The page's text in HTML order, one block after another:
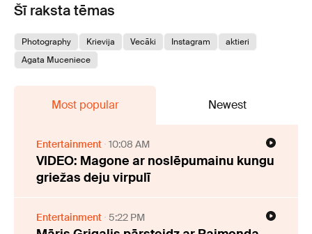
Šī raksta tēmas
Photography Krievija Vecāki Instagram
aktieri
Agata Muceniece
Most popular Newest
Entertainment 10:08 AM
VIDEO: Magone ar noslēpumainu kungu
griežas deju virpulī
Entertainment 5:22 PM